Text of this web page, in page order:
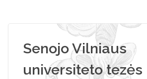
Senojo Vilniaus
universiteto tezės